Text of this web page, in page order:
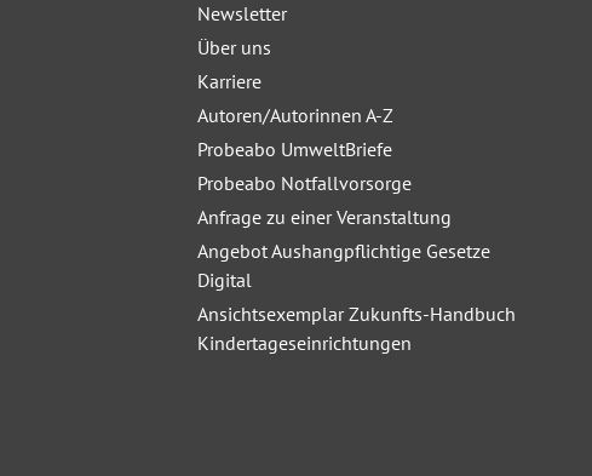
Newsletter
Über uns
Karriere
Autoren/Autorinnen A-Z
Probeabo UmweltBriefe
Probeabo Notfallvorsorge
Anfrage zu einer Veranstaltung
Angebot Aushangpflichtige Gesetze
Digital
Ansichtsexemplar Zukunfts-Handbuch
Kindertageseinrichtungen